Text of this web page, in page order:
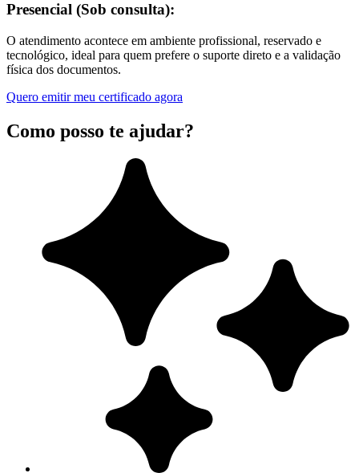
Presencial (Sob consulta):
O atendimento acontece em ambiente profissional, reservado e
tecnológico, ideal para quem prefere o suporte direto e a validação
física dos documentos.
Quero emitir meu certificado agora
Como posso te ajudar?